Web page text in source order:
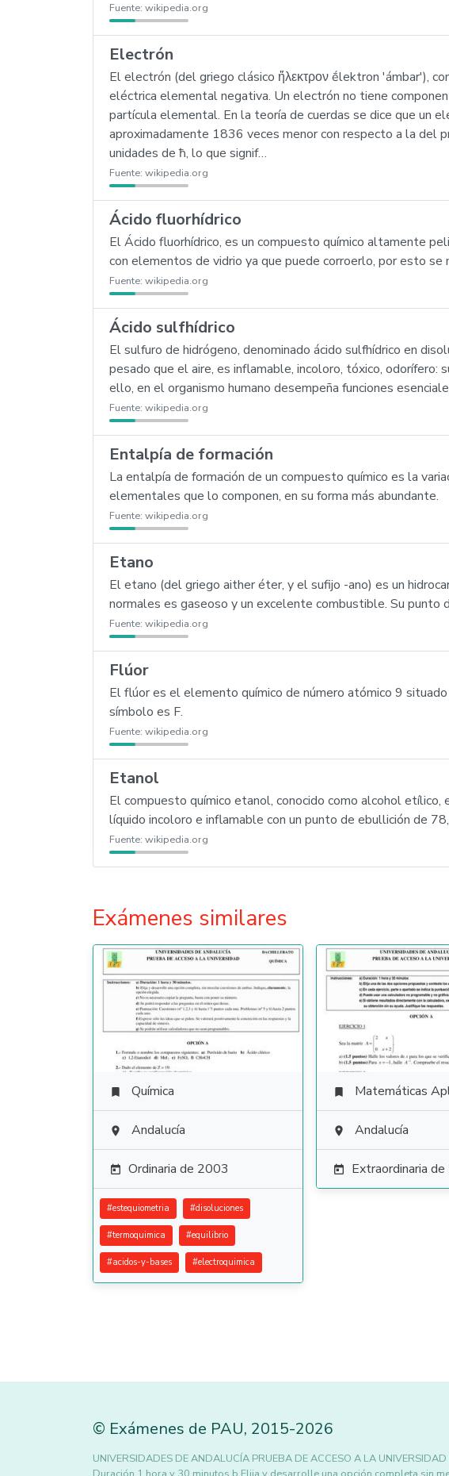
Fuente: wikipedia.org
Electrón
El electrón (del griego clásico ἤλεκτρον ḗlektron 'ámbar'),
eléctrica elemental negativa. Un electrón no tiene
partícula elemental. En la teoría de cuerdas se dice que un
aproximadamente 1836 veces menor con respecto a la del
unidades de ħ, lo que signif…
Fuente: wikipedia.org
Ácido fluorhídrico
El Ácido fluorhídrico, es un compuesto químico altamente
con elementos de vidrio ya que puede corroerlo, por esto
Fuente: wikipedia.org
Ácido sulfhídrico
El sulfuro de hidrógeno, denominado ácido sulfhídrico en
pesado que el aire, es inflamable, incoloro, tóxico, odorífero:
ello, en el organismo humano desempeña funciones
Fuente: wikipedia.org
Entalpía de formación
La entalpía de formación de un compuesto químico es la
elementales que lo componen, en su forma más abundante.
Fuente: wikipedia.org
Etano
El etano (del griego aither éter, y el sufijo -ano) es un
normales es gaseoso y un excelente combustible. Su punto
Fuente: wikipedia.org
Flúor
El flúor es el elemento químico de número atómico 9
símbolo es F.
Fuente: wikipedia.org
Etanol
El compuesto químico etanol, conocido como alcohol
líquido incoloro e inflamable con un punto de ebullición de
Fuente: wikipedia.org
Exámenes similares
 Química
 Andalucía
 Ordinaria de 2003
#estequiometria #disoluciones
#termoquimica #equilibrio
#acidos-y-bases #electroquimica
 Matemáticas Aplicadas a las
 Andalucía
 Extraordinaria
© Exámenes de PAU, 2015-2026
UNIVERSIDADES DE ANDALUCÍA PRUEBA DE ACCESO A LA